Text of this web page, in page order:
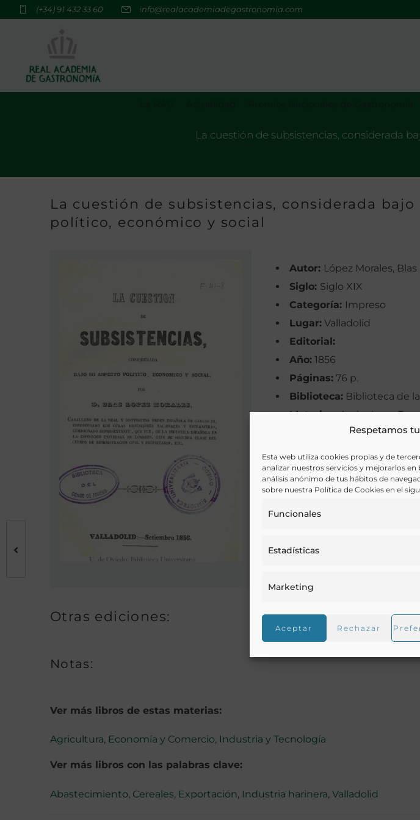
Respetamos
Esta web utiliza cookies propias y de
analizar nuestros servicios y mejorarlos
análisis anónimo de tus hábitos de
sobre nuestra Política de Cookies en el
Funcionales
Estadísticas
Marketing
Aceptar Rechazar
(+34) 91 432 33 60 info@realacademiadegastronomia.com
La cuestión de subsistencias, considerada
La cuestión de subsistencias, considerada bajo
político, económico y social
Autor: López Morales, Blas
Siglo: Siglo XIX
Categoría: Impreso
Lugar: Valladolid
Editorial:
Año: 1856
Páginas: 76 p.
Biblioteca: Biblioteca de
Materias:Agricultura,
Palabras clave:
Industria harinera, Valladolid
Idioma:Castellano
Otras ediciones:
Notas:
Ver más libros de estas materias:
Agricultura, Economía y Comercio, Industria y Tecnología
Ver más libros con las palabras clave:
Abastecimiento, Cereales, Exportación, Industria harinera, Valladolid